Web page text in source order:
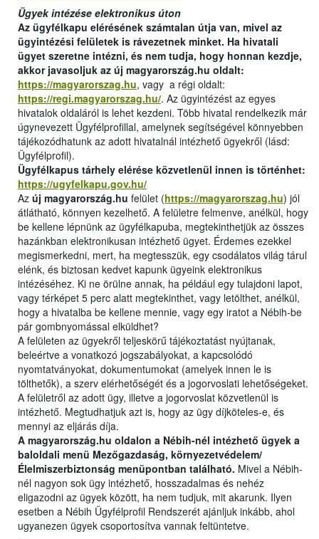
Ügyek intézése elektronikus úton
Az ügyfélkapu elérésének számtalan útja van, mivel az
ügyintézési felületek is rávezetnek minket. Ha hivatali
ügyet szeretne intézni, és nem tudja, hogy honnan kezdje,
akkor javasoljuk az új magyarország.hu oldalt:
https://magyarorszag.hu, vagy a régi oldalt:
https://regi.magyarorszag.hu/. Az ügyintézést az egyes
hivatalok oldaláról is lehet kezdeni. Több hivatal rendelkezik már
úgynevezett Ügyfélprofillal, amelynek segítségével könnyebben
tájékozódhatunk az adott hivatalnál intézhető ügyekről (lásd:
Ügyfélprofil).
Ügyfélkapus tárhely elérése közvetlenül innen is történhet:
https://ugyfelkapu.gov.hu/
Az új magyarország.hu felület (https://magyarorszag.hu) jól
átlátható, könnyen kezelhető. A felületre felmenve, anélkül, hogy
be kellene lépnünk az ügyfélkapuba, megtekinthetjük az összes
hazánkban elektronikusan intézhető ügyet. Érdemes ezekkel
megismerkedni, mert, ha megtesszük, egy csodálatos világ tárul
elénk, és biztosan kedvet kapunk ügyeink elektronikus
intézéséhez. Ki ne örülne annak, ha például egy tulajdoni lapot,
vagy térképet 5 perc alatt megtekinthet, vagy letölthet, anélkül,
hogy a hivatalba be kellene mennie, vagy egy iratot a Nébih-be
pár gombnyomással elküldhet?
A felületen az ügyekről teljeskörű tájékoztatást nyújtanak,
beleértve a vonatkozó jogszabályokat, a kapcsolódó
nyomtatványokat, dokumentumokat (amelyek innen le is
tölthetők), a szerv elérhetőségét és a jogorvoslati lehetőségeket.
A felületről az adott ügy, illetve a jogorvoslat közvetlenül is
intézhető. Megtudhatjuk azt is, hogy az ügy díjköteles-e, és
mennyi az eljárás díja.
A magyarország.hu oldalon a Nébih-nél intézhető ügyek a
baloldali menü Mezőgazdaság, környezetvédelem/
Élelmiszerbiztonság menüpontban található. Mivel a Nébih-
nél nagyon sok ügy intézhető, hosszadalmas és nehéz
eligazodni az ügyek között, ha nem tudjuk, mit akarunk. Ilyen
esetben a Nébih Ügyfélprofil Rendszerét ajánljuk inkább, ahol
ugyanezen ügyek csoportosítva vannak feltüntetve.